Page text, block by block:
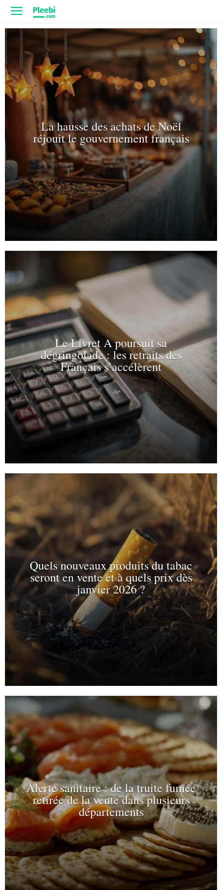
La hausse des achats de Noël
réjouit le gouvernement français
Le Livret A poursuit sa
dégringolade : les retraits des
Français s’accélèrent
Quels nouveaux produits du tabac
seront en vente et à quels prix dès
janvier 2026 ?
Alerte sanitaire : de la truite fumée
retirée de la vente dans plusieurs
départements